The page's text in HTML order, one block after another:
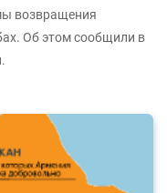
возвращения
Об этом сообщили в